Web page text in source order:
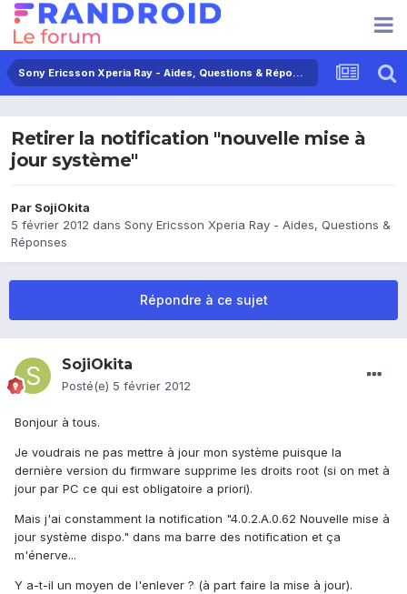
Sony Ericsson Xperia Ray - Aides, Questions & Réponses
Retirer la notification "nouvelle mise à
jour système"
Par SojiOkita
5 février 2012 dans Sony Ericsson Xperia Ray - Aides, Questions &
Réponses
Répondre à ce sujet
SojiOkita
Posté(e) 5 février 2012
Bonjour à tous.
Je voudrais ne pas mettre à jour mon système puisque la
dernière version du firmware supprime les droits root (si on met à
jour par PC ce qui est obligatoire a priori).
Mais j'ai constamment la notification "4.0.2.A.0.62 Nouvelle mise à
jour système dispo." dans ma barre des notification et ça
m'énerve...
Y a-t-il un moyen de l'enlever ? (à part faire la mise à jour).